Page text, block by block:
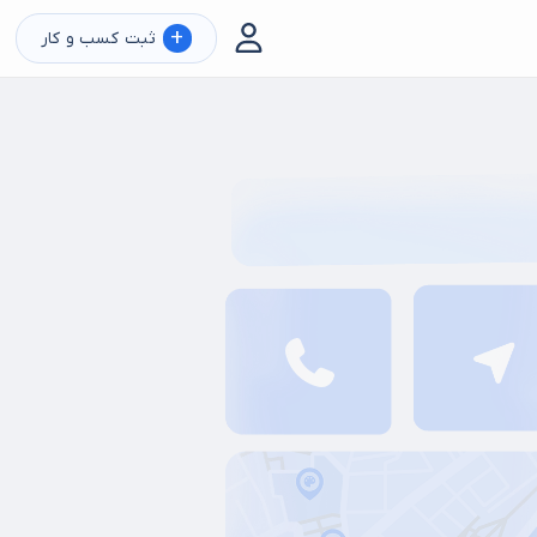
+ ثبت کسب و کار